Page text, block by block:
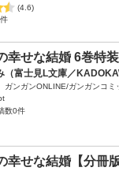
(4.6)
幸せな結婚 6巻特
（富士見L文庫／
ガンガンONLINE/ガンガンコミ
数0件
幸せな結婚【分冊版